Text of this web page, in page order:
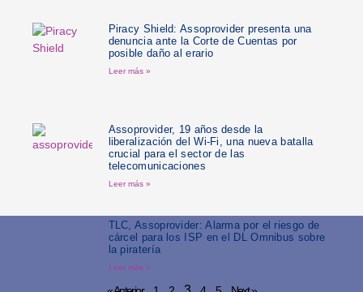
Piracy Shield: Assoprovider presenta una
denuncia ante la Corte de Cuentas por
posible daño al erario
Leer más »
Assoprovider, 19 años desde la
liberalización del Wi-Fi, una nueva batalla
crucial para el sector de las
telecomunicaciones
Leer más »
TLC, Assoprovider: Alarma por el riesgo de
cárcel para los ISP en el DL Omnibus sobre
la piratería
Leer más »